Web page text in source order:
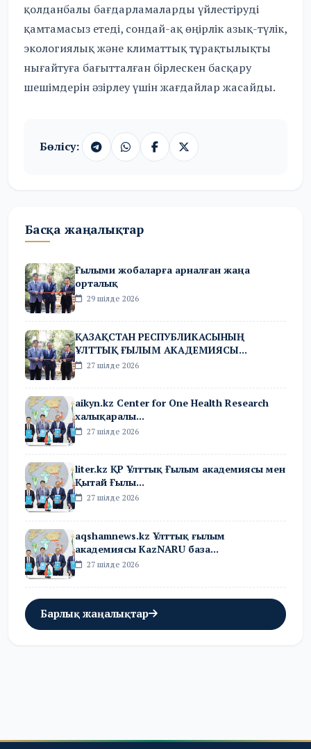
қолданбалы бағдарламаларды үйлестіруді
қамтамасыз етеді, сондай-ақ өңірлік азық-түлік,
экологиялық және климаттық тұрақтылықты
нығайтуға бағытталған бірлескен басқару
шешімдерін әзірлеу үшін жағдайлар жасайды.
Бөлісу:
Басқа жаңалықтар
Ғылыми жобаларға арналған жаңа
орталық
29 шілде 2026
ҚАЗАҚСТАН РЕСПУБЛИКАСЫНЫҢ
ҰЛТТЫҚ ҒЫЛЫМ АКАДЕМИЯСЫ...
27 шілде 2026
aikyn.kz Center for One Health Research
халықаралы...
27 шілде 2026
liter.kz ҚР Ұлттық Ғылым академиясы мен
Қытай Ғылы...
27 шілде 2026
aqshamnews.kz Ұлттық ғылым
академиясы KazNARU база...
27 шілде 2026
Барлық жаңалықтар